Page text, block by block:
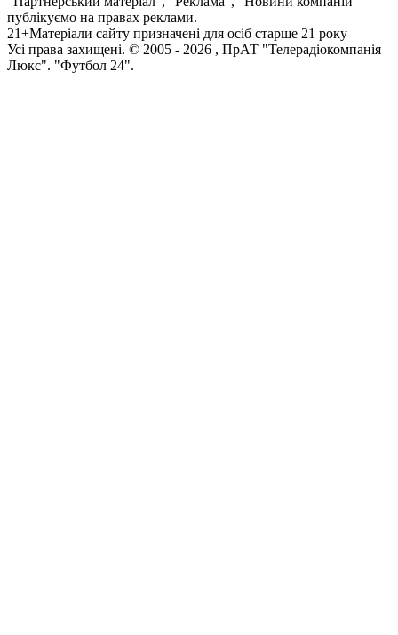
публікуємо на правах реклами.
21+Матеріали сайту призначені для осіб старше 21 року
Усi права захищенi. © 2005 - 2026 , ПрАТ "Телерадіокомпанія
Люкс". "Футбол 24".